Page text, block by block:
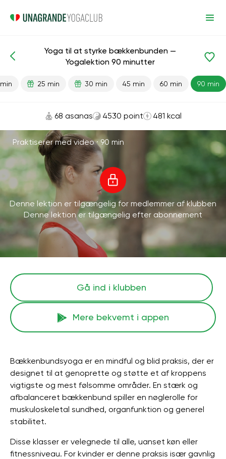
Færdiglavede lektioner Bækken
Yoga til at styrke bækkenbunden —
Yogalektion 90 minutter
25 min 30 min 45 min 60 min 90 min
68 asanas 4530 point 481 kcal
Praktiserer med video ·90 min
Denne lektion er tilgængelig for medlemmer af klubben
Denne lektion er tilgængelig efter abonnement
Gå ind i klubben
Mere bekvemt i appen
Bækkenbundsyoga er en mindful og blid praksis, der er
designet til at genoprette og støtte et af kroppens
vigtigste og mest følsomme områder. En stærk og
afbalanceret bækkenbund spiller en nøglerolle for
muskuloskeletal sundhed, organfunktion og generel
stabilitet.
Disse klasser er velegnede til alle, uanset køn eller
fitnessniveau. For kvinder er denne praksis især gavnlig